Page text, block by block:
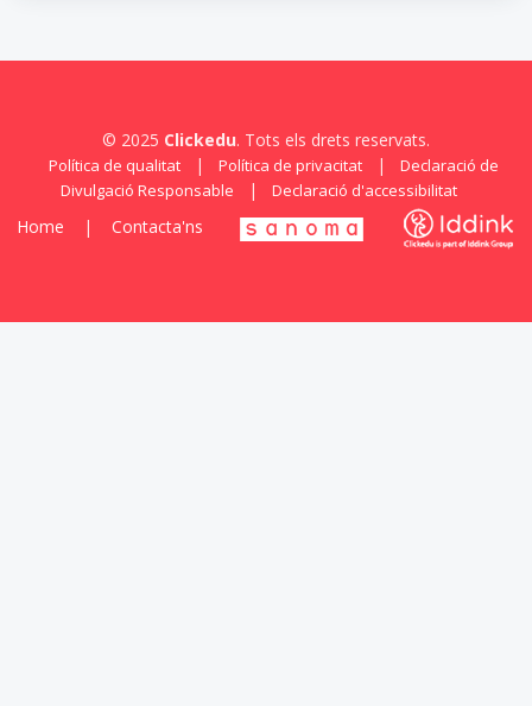
© 2025 Clickedu. Tots els drets reservats.
Política de qualitat | Política de privacitat |
Declaració de
Divulgació Responsable
| Declaració d'accessibilitat
Home | Contacta'ns